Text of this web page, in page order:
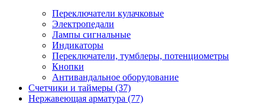
Переключатели кулачковые
Электропедали
Лампы сигнальные
Индикаторы
Переключатели, тумблеры, потенциометры
Кнопки
Антивандальное оборудование
Счетчики и таймеры (37)
Нержавеющая арматура (77)